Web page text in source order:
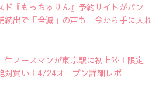
ド『もっちゅりん』予約サイトがパン
続出で「全滅」の声も…今から手に入れ
生ノースマンが東京駅に初上陸！限定
対買い！4/24オープン詳細レポ